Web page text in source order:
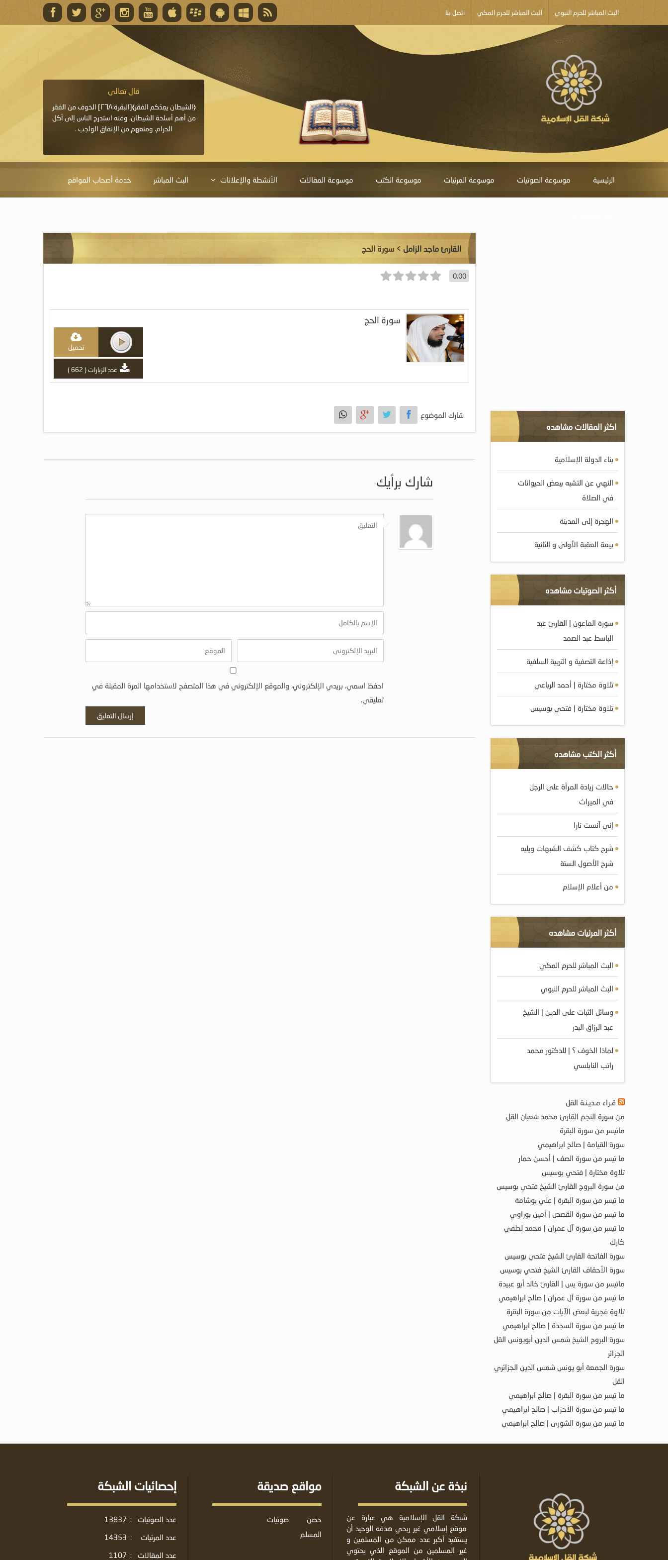
البث المباشر للحرم النبوي البث المباشر للحرم المكي اتصل بنا
قال تعالى
المغفرة لأنها أغلى جائزة، وهي مفتاح باب العطايا التي
قال تعالى
﴿الشيطان يعِدُكم الفقر﴾[البقرة:٢٦٨] الخوف من الفقر
من أهم أسلحة الشيطان، ومنه استدرج الناس إلى أكل
الحرام، ومنعهم من الإنفاق الواجب .
الرئيسية موسوعة الصوتيات موسوعة المرئيات موسوعة الكتب موسوعة المقالات الأنشطة والإعلانات البث المباشر خدمة أصحاب المواقع
القارئ ماجد الزامل > سورة الحج
0.00
سورة الحج
تحميل
عدد الزيارات ( 662 )
شارك الموضوع
شارك برأيك
احفظ اسمي، بريدي الإلكتروني، والموقع الإلكتروني في هذا المتصفح لاستخدامها المرة المقبلة في
تعليقي.
اكثر المقالات مشاهده
بناء الدولة الإسلامية
النهي عن التشبه ببعض الحيوانات
في الصلاة
الهجرة إلى المدينة
بيعة العقبة الأولى و الثانية
أكثر الصوتيات مشاهده
سورة الماعون | القارئ عبد
الباسط عبد الصمد
إذاعة التصفية و التربية السلفية
تلاوة مختارة | أحمد الرباعي
تلاوة مختارة | فتحي بوسيس
أكثر الكتب مشاهده
حالات زيادة المرأة على الرجل
في الميراث
إني آنست نارا
شرح كتاب كشف الشبهات ويليه
شرح الأصول الستة
من أعلام الإسلام
أكثر المرئيات مشاهده
البث المباشر للحرم المكي
البث المباشر للحرم النبوي
وسائل الثبات على الدين | الشيخ
عبد الرزاق البدر
لماذا الخوف ؟ | للدكتور محمد
راتب النابلسي
قـراء مـديـنـة القل
من سورة النجم القارئ محمد شعبان القل
ماتيسر من سورة البقرة
سورة القيامة | صالح ابراهيمي
ما تيسر من سورة الصف | أحسن حمار
تلاوة مختارة | فتحي بوسيس
من سورة البروج القارئ الشيخ فتحي بوسيس
ما تيسر من سورة البقرة | علي بوشامة
ما تيسر من سورة القصص | أمين بوراوي
ما تيسر من سورة آل عمران | محمد لطفي
كارك
سورة الفاتحة القارئ الشيخ فتحي بوسيس
سورة الأحقاف القارئ الشيخ فتحي بوسيس
ماتيسر من سورة يس | القارئ خالد أبو عبيدة
ما تيسر من سورة آل عمران | صالح ابراهيمي
تلاوة فجرية لبعض الآيات من سورة البقرة
ما تيسر من سورة السجدة | صالح ابراهيمي
سورة البروج الشيخ شمس الدين أبويونس القل
الجزائر
سورة الجمعة أبو يونس شمس الدين الجزائري
القل
ما تيسر من سورة البقرة | صالح ابراهيمي
ما تيسر من سورة الأحزاب | صالح ابراهيمي
ما تيسر من سورة الشورى | صالح ابراهيمي
نبذة عن الشبكة
شبكة القل الإسلامية هي عبارة عن
موقع إسلامي غير ربحي هدفه الوحيد أن
يستفيد أكبر عدد ممكن من المسلمين و
غير المسلمين من الموقع الذي يحتوي
مواقع صديقة
حصن
المسلم
صوتيات
إحصائيات الشبكة
عدد الصوتيات :
13837
عدد المرئيات
:
14353
عدد المقالات
:
1107